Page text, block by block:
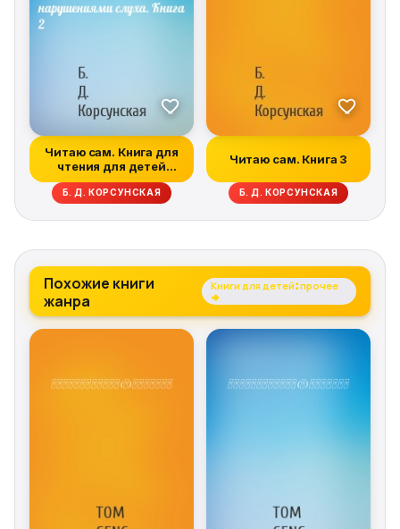
Читаю сам. Книга для
чтения для детей
дошкольного...
Б. Д. КОРСУНСКАЯ
Читаю сам. Книга 3
Б. Д. КОРСУНСКАЯ
Похожие книги
жанра
Книги для детей: прочее
→